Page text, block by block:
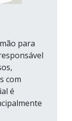
para
com
é